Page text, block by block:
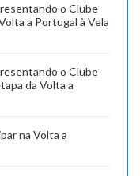
o Clube
a Portugal à Vela
o Clube
da Volta a
na Volta a